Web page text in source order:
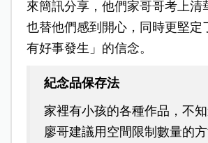
來簡訊分享，他們家哥哥考上清
也替他們感到開心，同時更堅定
有好事發生」的信念。
紀念品保存法
家裡有小孩的各種作品，不
廖哥建議用空間限制數量的